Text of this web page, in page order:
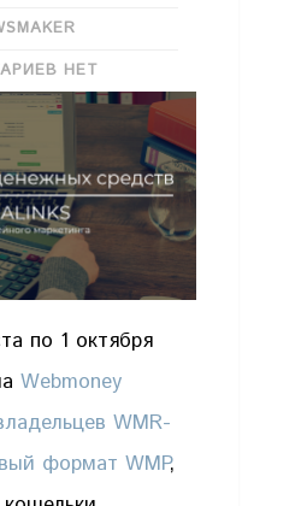
НЕТ
по 1 октября
Webmoney
WMR-
формат WMP,